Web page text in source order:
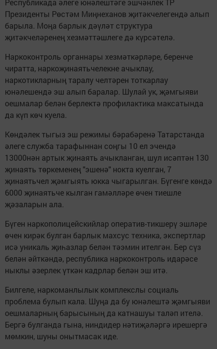
Республикада әлеге юнәлештәге эшчәнлек ТР
Президенты Рөстәм Миңнеханов җитәкчелегендә алып
барыла. Моңа барлык дәүләт структура
җитәкчеләренең хезмәттәшлеге дә күрсәтелә.
Наркоконтроль органнары хезмәткәрләре, беренче
чиратта, наркоҗинаятьчелекне ачыклау,
наркотикларның таралу челтәрен тоткарлау
юнәлешендә эш алып баралар. Шулай ук, җәмгыяви
оешмалар белән берлектә профилактика максатында
да күп көч куела.
Көндәлек тыгыз эш режимы бәрабәренә Татарстанда
әлеге служба тарафыннан соңгы 10 ел эчендә
13000нән артык җинаять ачыкланган, шул исәптән 130
җинаять төркеменең "эшенә" нокта куелган, 7
җинаятьчел җәмгыять юкка чыгарылган. Бүгенге көндә
6000 җинаятьче кылган гамәлләре өчен тиешле
җәзаларын ала.
Бүген наркополицейскийлар оператив-тикшерү эшләре
өчен кирәк булган барлык махсус техника, экспертлар
исә уникаль җиһазлар белән тәэмин ителгән. Бер сүз
белән әйткәндә, республика наркоконтроль идарәсе
ныклы әзерлек үткән кадрлар белән эш итә.
Билгеле, наркоманлылык комплекслы социаль
проблема булып кала. Шуңа да бу юнәлештә җәмгыяви
оешмаларның барысының да катнашуы таләп ителә.
Бергә булганда гына, ниндидер нәтиҗәләргә ирешергә
мөмкин, шуны онытмасак иде.